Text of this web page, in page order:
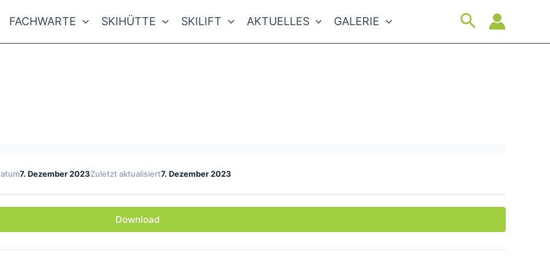
FACHWARTE SKIHÜTTE SKILIFT AKTUELLES GALERIE Suchen
7. Dezember 2023Zuletzt aktualisiert7. Dezember 2023
Download